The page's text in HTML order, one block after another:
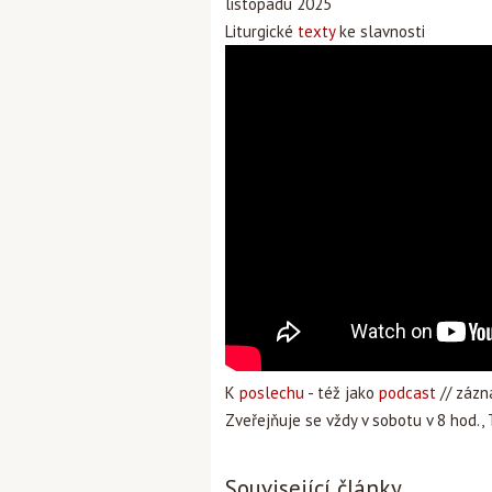
Liturgické textyke slavnosti
K poslechu - též jako podcast //
Zveřejňuje se vždy v sobotu v 8 hod.,